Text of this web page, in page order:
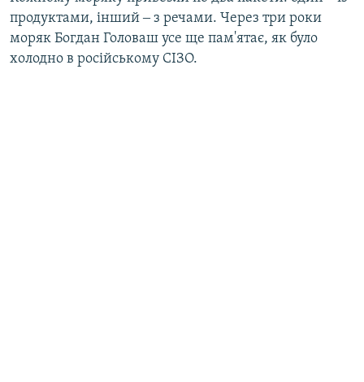
продуктами, інший ‒ з речами. Через три роки
моряк Богдан Головаш усе ще пам'ятає, як було
холодно в російському СІЗО.